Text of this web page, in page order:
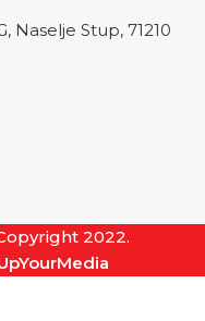
Naselje Stup, 71210
2022.